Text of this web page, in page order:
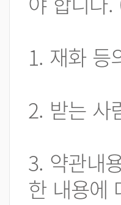
1. 재화 등
2. 받는 사
3. 약관내
한 내용에